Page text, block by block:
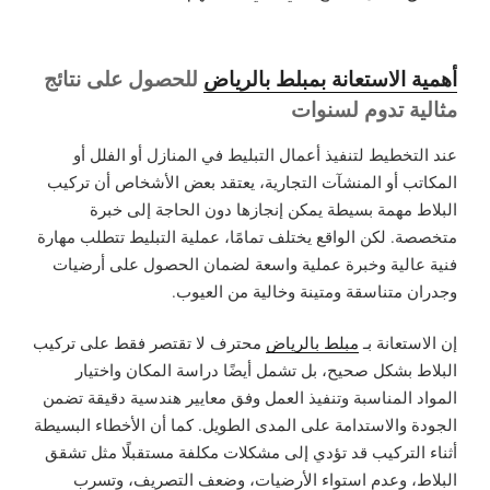
أهمية الاستعانة بمبلط بالرياض للحصول على نتائج
مثالية تدوم لسنوات
عند التخطيط لتنفيذ أعمال التبليط في المنازل أو الفلل أو
المكاتب أو المنشآت التجارية، يعتقد بعض الأشخاص أن تركيب
البلاط مهمة بسيطة يمكن إنجازها دون الحاجة إلى خبرة
متخصصة. لكن الواقع يختلف تمامًا، عملية التبليط تتطلب مهارة
فنية عالية وخبرة عملية واسعة لضمان الحصول على أرضيات
وجدران متناسقة ومتينة وخالية من العيوب.
إن الاستعانة بـ مبلط بالرياض محترف لا تقتصر فقط على تركيب
البلاط بشكل صحيح، بل تشمل أيضًا دراسة المكان واختيار
المواد المناسبة وتنفيذ العمل وفق معايير هندسية دقيقة تضمن
الجودة والاستدامة على المدى الطويل. كما أن الأخطاء البسيطة
أثناء التركيب قد تؤدي إلى مشكلات مكلفة مستقبلًا مثل تشقق
البلاط، وعدم استواء الأرضيات، وضعف التصريف، وتسرب